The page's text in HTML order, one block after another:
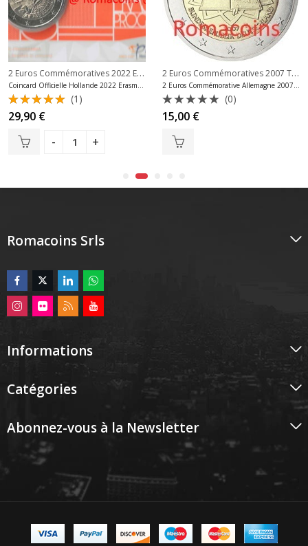
,2 Euros Commémoratives Allemagne
2 Euros Commémoratives 2022 Erasmus ,2 Euros Commémoratives
Coincard Officielle Hollande 2022 Erasmus Bu
Note
5.00 sur
(1)
29,90 €
2 Euros Commémoratives 2007 Traité de Rome
2 Euros Commémorative Allemagne 2007 Traité de Rome Atelier D
Note
0
sur
(0)
15,00 €
Romacoins Srls
Informations
Catégories
Abonnez-vous à la Newsletter